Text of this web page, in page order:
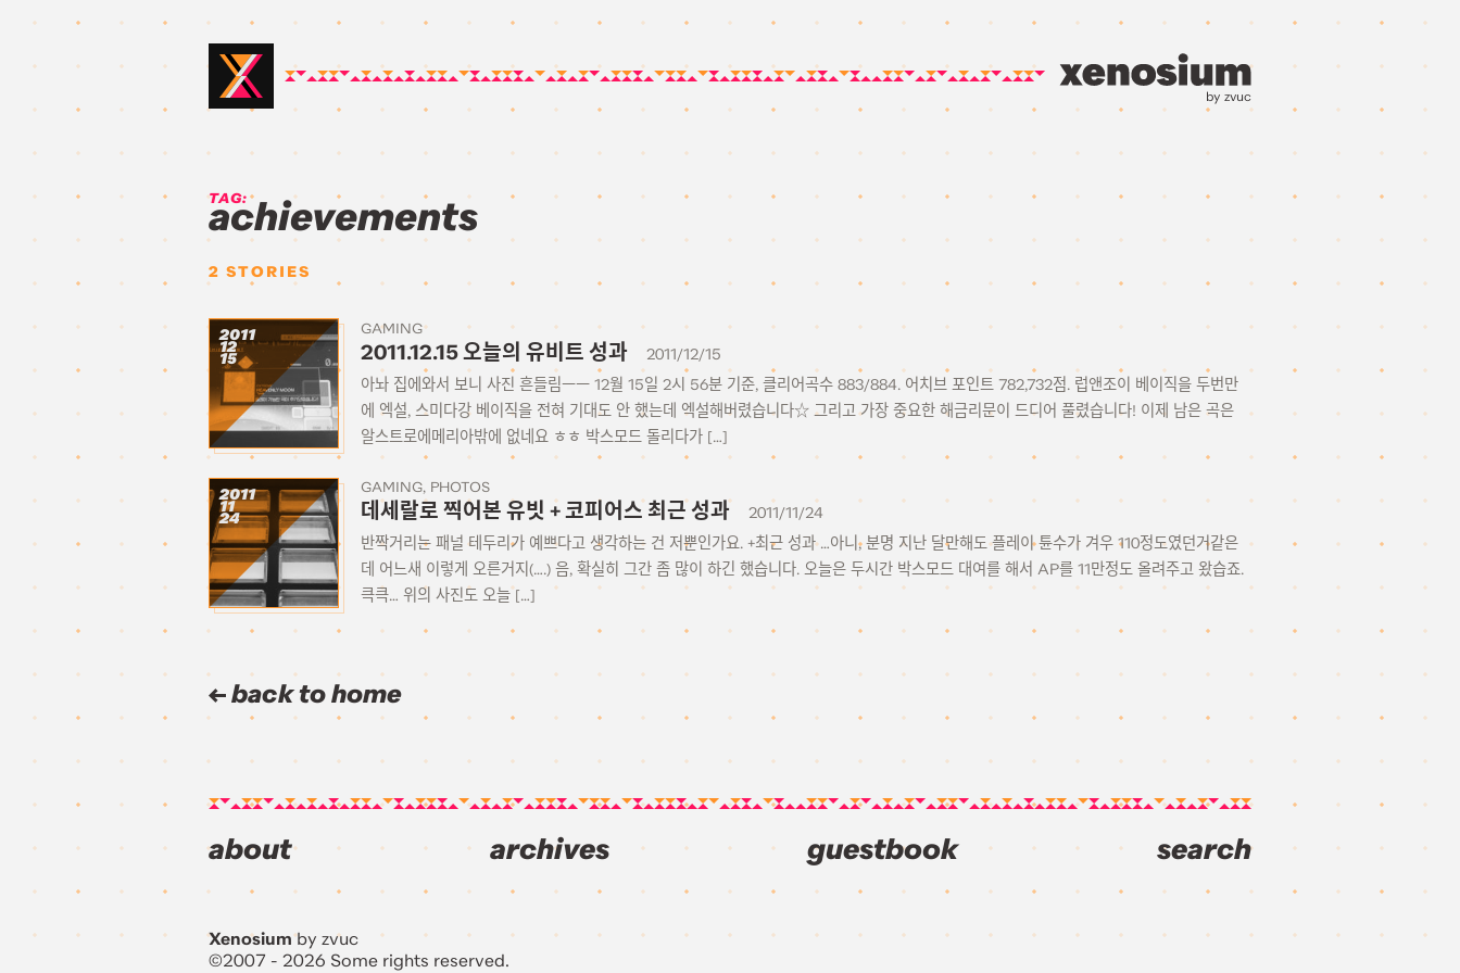
by zvuc
TAG:
achievements
2 STORIES
2011
12
15
GAMING
2011.12.15 오늘의 유비트 성과
2011/12/15
아놔 집에와서 보니 사진 흔들림ㅡㅡ 12월 15일 2시 56분 기준, 클리어곡수 883/884. 어치브 포인트 782,732점. 럽앤조이 베이직을 두번만
에 엑설, 스미다강 베이직을 전혀 기대도 안 했는데 엑설해버렸습니다☆ 그리고 가장 중요한 해금리문이 드디어 풀렸습니다! 이제 남은 곡은
알스트로에메리아밖에 없네요 ㅎㅎ 박스모드 돌리다가 […]
2011
11
24
GAMING PHOTOS
데세랄로 찍어본 유빗 + 코피어스 최근 성과
2011/11/24
반짝거리는 패널 테두리가 예쁘다고 생각하는 건 저뿐인가요. +최근 성과 …아니, 분명 지난 달만해도 플레이 튠수가 겨우 110정도였던거같은
데 어느새 이렇게 오른거지(….) 음, 확실히 그간 좀 많이 하긴 했습니다. 오늘은 두시간 박스모드 대여를 해서 AP를 11만정도 올려주고 왔습죠.
큭큭… 위의 사진도 오늘 […]
back to home
about archives guestbook search
Xenosiumby zvuc
©2007 - 2026 Some rights reserved.